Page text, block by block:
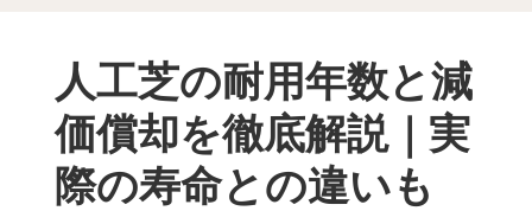
人工芝の耐用年数と減
価償却を徹底解説｜実
際の寿命との違いも